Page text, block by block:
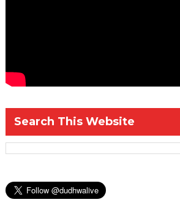
Search This Website